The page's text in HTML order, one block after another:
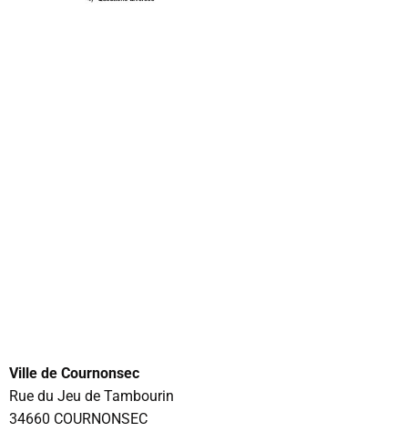
Ville de Cournonsec
Rue du Jeu de Tambourin
34660 COURNONSEC